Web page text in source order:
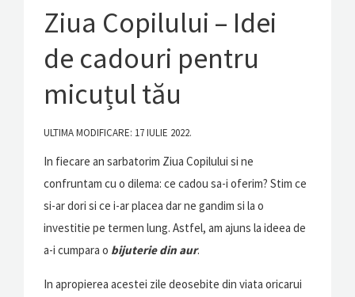
Ziua Copilului – Idei
de cadouri pentru
micuțul tău
ULTIMA MODIFICARE: 17 IULIE 2022.
In fiecare an sarbatorim Ziua Copilului si ne
confruntam cu o dilema: ce cadou sa-i oferim? Stim ce
si-ar dori si ce i-ar placea dar ne gandim si la o
investitie pe termen lung. Astfel, am ajuns la ideea de
a-i cumpara o bijuterie din aur.
In apropierea acestei zile deosebite din viata oricarui